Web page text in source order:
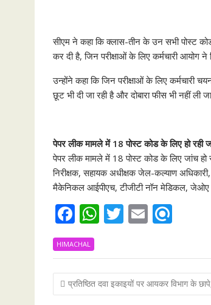
सीएम ने कहा कि क्लास-तीन के उन सभी पोस्ट
कर दी है, जिन परीक्षाओं के लिए कर्मचारी आयोग ने
उन्होंने कहा कि जिन परीक्षाओं के लिए कर्मचारी
छूट भी दी जा रही है और दोबारा फीस भी नहीं ली
पेपर लीक मामले में 18 पोस्ट कोड के लिए हो रही
पेपर लीक मामले में 18 पोस्ट कोड के लिए जांच
निरीक्षक, सहायक अधीक्षक जेल-कल्याण
मैकेनिकल आईपीएच, टीजीटी नॉन मेडिकल,
F
ac
e
b
o
W
at
s
A
T
itt
er
E
ai
l
i
n
d
HIMACHAL
Post
navigation
प्रतिष्ठित दवा इकाइयों पर आयकर विभाग के